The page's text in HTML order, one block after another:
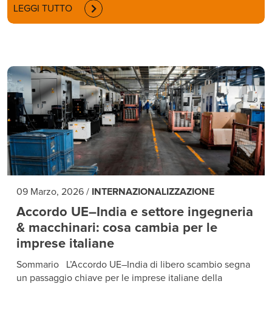
LEGGI TUTTO
09 Marzo, 2026 / INTERNAZIONALIZZAZIONE
Accordo UE–India e settore ingegneria
& macchinari: cosa cambia per le
imprese italiane
Sommario L’Accordo UE–India di libero scambio segna
un passaggio chiave per le imprese italiane della